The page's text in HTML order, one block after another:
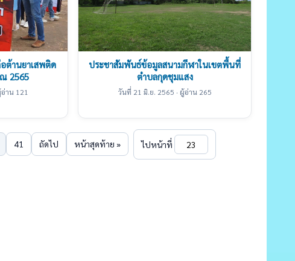
ต้านยาเสพติด
2565
าน 121
ประชาสัมพันธ์ข้อมูลสนามกีฬาในเขตพื้นที่
ตำบลกุดชุมแสง
วันที่ 21 มิ.ย. 2565 · ผู้อ่าน 265
41 ถัดไป หน้าสุดท้าย » ไปหน้าที่